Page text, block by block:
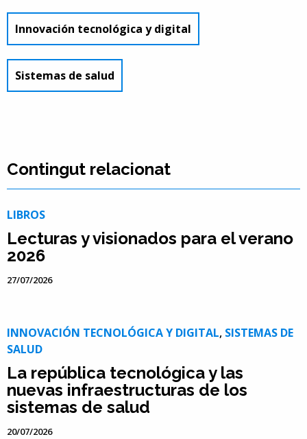
Innovación tecnológica y digital
Sistemas de salud
Contingut relacionat
LIBROS
Lecturas y visionados para el verano
2026
27/07/2026
INNOVACIÓN TECNOLÓGICA Y DIGITAL, SISTEMAS DE
SALUD
La república tecnológica y las
nuevas infraestructuras de los
sistemas de salud
20/07/2026